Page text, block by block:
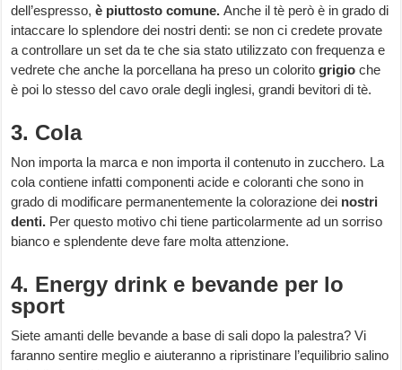
dell’espresso,è piuttosto comune.Anche il tè però è in grado di
intaccare lo splendore dei nostri denti: se non ci credete provate
a controllare un set da te che sia stato utilizzato con frequenza e
vedrete che anche la porcellana ha preso un coloritogrigio che
è poi lo stesso del cavo orale degli inglesi, grandi bevitori di tè.
3. Cola
Non importa la marca e non importa il contenuto in zucchero. La
cola contiene infatti componenti acide e coloranti che sono in
grado di modificare permanentemente la colorazione dei nostri
denti. Per questo motivo chi tiene particolarmente ad un sorriso
bianco e splendente deve fare molta attenzione.
4. Energy drink e bevande per lo
sport
Siete amanti delle bevande a base di sali dopo la palestra? Vi
faranno sentire meglio e aiuteranno a ripristinare l’equilibrio salino